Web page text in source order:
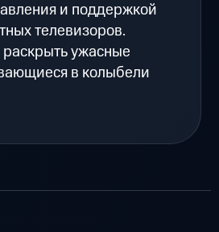
и поддержкой
телевизоров.
раскрыть ужасные
в колыбели